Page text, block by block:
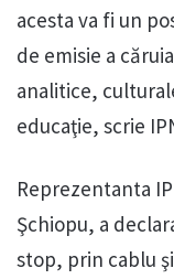
acesta va fi un
de emisie a
analitice,
educaţie, scrie
Reprezentanta
Şchiopu, a
stop, prin cablu